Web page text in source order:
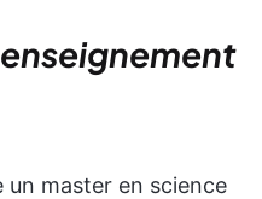
un master en science